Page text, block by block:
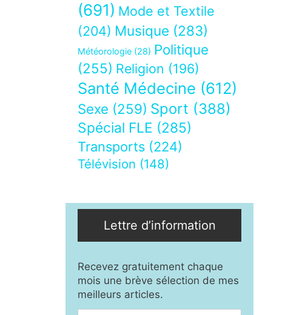
(691) Mode et Textile
(204) Musique (283)
Météorologie (28) Politique
(255) Religion (196)
Santé Médecine (612)
Sexe (259) Sport (388)
Spécial FLE (285)
Transports (224)
Télévision (148)
Lettre d’information
Recevez gratuitement chaque
mois une brève sélection de mes
meilleurs articles.